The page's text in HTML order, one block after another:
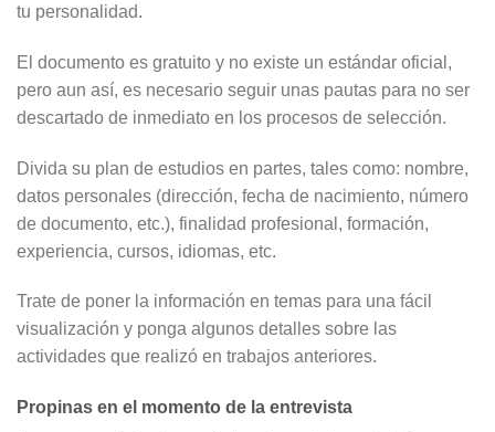
tu personalidad.
El documento es gratuito y no existe un estándar oficial,
pero aun así, es necesario seguir unas pautas para no ser
descartado de inmediato en los procesos de selección.
Divida su plan de estudios en partes, tales como: nombre,
datos personales (dirección, fecha de nacimiento, número
de documento, etc.), finalidad profesional, formación,
experiencia, cursos, idiomas, etc.
Trate de poner la información en temas para una fácil
visualización y ponga algunos detalles sobre las
actividades que realizó en trabajos anteriores.
Propinas en el momento de la entrevista